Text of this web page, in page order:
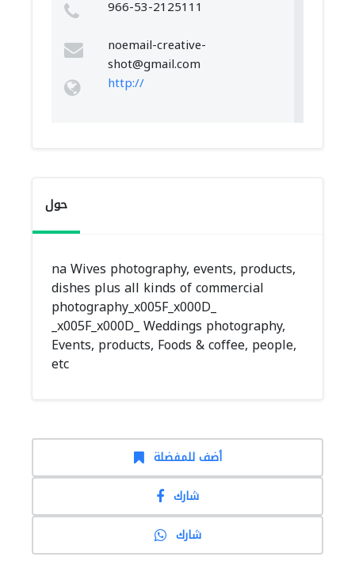
966-53-2125111
noemail-creative-
shot@gmail.com
http://
حول
na Wives photography, events, products,
dishes plus all kinds of commercial
photography_x005F_x000D_
_x005F_x000D_ Weddings photography,
Events, products, Foods & coffee, people,
etc
أضف للمفضلة
شارك
شارك